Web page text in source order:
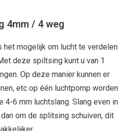
4mm / 4 weg
mogelijk om lucht te verdelen
deze spiltsing kunt u van 1
Op deze manier kunnen er
etc op één luchtpomp worden
4-6 mm luchtslang. Slang even in
om de splitsing schuiven, dit